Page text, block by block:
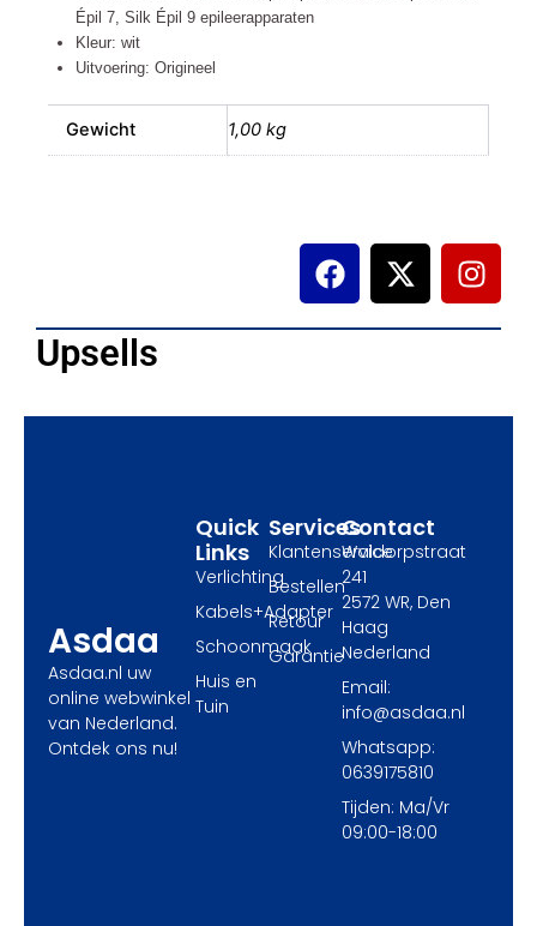
Épil 7, Silk Épil 9 epileerapparaten
Kleur: wit
Uitvoering: Origineel
Gewicht 1,00 kg
F
a
o
X
-
t
I
n
g
Upsells
Asdaa
Asdaa.nl uw
online webwinkel
van Nederland.
Ontdek ons nu!
Services
Klantenservice
Bestellen
Retour
Garantie
Quick
Links
Verlichting
Kabels+Adapter
Schoonmaak
Huis en
Tuin
Contact
Waldorpstraat
241
2572 WR, Den
Haag
Nederland
Email:
info@asdaa.nl
Whatsapp:
0639175810
Tijden: Ma/Vr
09:00-18:00